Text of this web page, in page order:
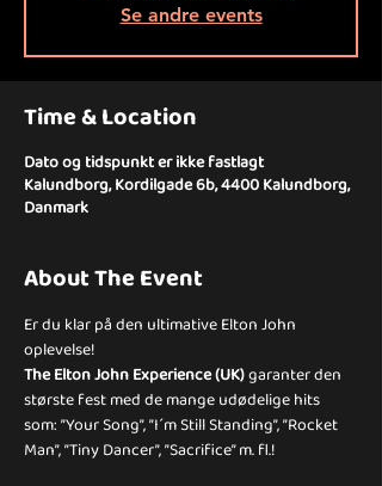
Se andre events
Time & Location
Dato og tidspunkt er ikke fastlagt
Kalundborg, Kordilgade 6b, 4400 Kalundborg,
Danmark
About The Event
Er du klar på den ultimative Elton John
oplevelse!
The Elton John Experience (UK) garanter den
største fest med de mange udødelige hits
som: ”Your Song”, ”I´m Still Standing”, ”Rocket
Man”, ”Tiny Dancer”, ”Sacrifice” m. fl.!